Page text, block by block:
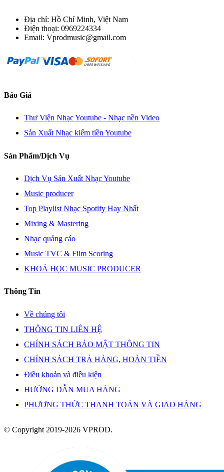
Địa chỉ: Hồ Chí Minh, Việt Nam
Điện thoại: 0969224334
Email: Vprodmusic@gmail.com
Báo Giá
Thư Viện Nhạc Youtube - Nhạc nền Video
Sản Xuất Nhạc kiếm tiền Youtube
Sản Phẩm/Dịch Vụ
Dịch Vụ Sản Xuất Nhạc Youtube
Music producer
Top Playlist Nhạc Spotify Hay Nhất
Mixing & Mastering
Nhạc quảng cáo
Music TVC & Film Scoring
KHOÁ HỌC MUSIC PRODUCER
Thông Tin
Về chúng tôi
THÔNG TIN LIÊN HỆ
CHÍNH SÁCH BẢO MẬT THÔNG TIN
CHÍNH SÁCH TRẢ HÀNG, HOÀN TIỀN
Điều khoản và điều kiện
HƯỚNG DẪN MUA HÀNG
PHƯƠNG THỨC THANH TOÁN VÀ GIAO HÀNG
© Copyright 2019-2026 VPROD.